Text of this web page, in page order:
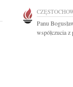
Panu
współczucia